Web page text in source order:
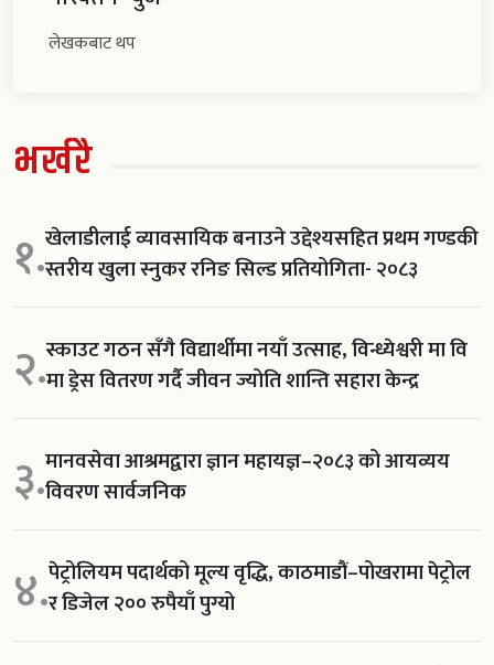
लेखकबाट थप
भर्खरै
१.खेलाडीलाई व्यावसायिक बनाउने उद्देश्यसहित प्रथम गण्डकी
स्तरीय खुला स्नुकर रनिङ सिल्ड प्रतियोगिता- २०८३
२.स्काउट गठन सँगै विद्यार्थीमा नयाँ उत्साह, विन्ध्येश्वरी मा वि
मा ड्रेस वितरण गर्दै जीवन ज्योति शान्ति सहारा केन्द्र
३.मानवसेवा आश्रमद्वारा ज्ञान महायज्ञ–२०८३ को आयव्यय
विवरण सार्वजनिक
४.पेट्रोलियम पदार्थको मूल्य वृद्धि, काठमाडौं–पोखरामा पेट्रोल
र डिजेल २०० रुपैयाँ पुग्यो